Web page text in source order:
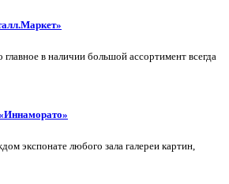
в наличии большой ассортимент всегда
экспонате любого зала галереи картин,